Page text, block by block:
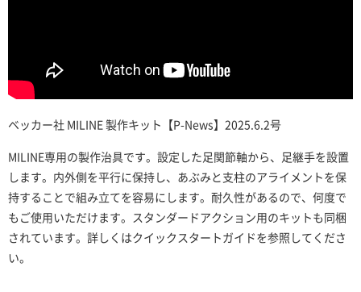
ベッカー社 MILINE 製作キット【P-News】2025.6.2号
MILINE専用の製作治具です。設定した足関節軸から、足継手を設置
します。内外側を平行に保持し、あぶみと支柱のアライメントを保
持することで組み立てを容易にします。耐久性があるので、何度で
もご使用いただけます。スタンダードアクション用のキットも同梱
されています。詳しくはクイックスタートガイドを参照してくださ
い。